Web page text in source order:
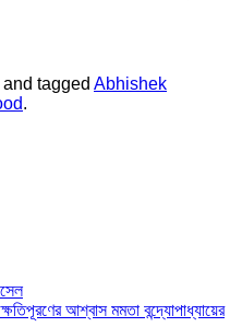
and tagged Abhishek
.
আশ্বাস মমতা বন্দ্যোপাধ্যায়ের